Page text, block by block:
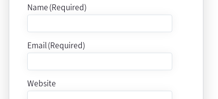
Name (Required)
Email (Required)
Website